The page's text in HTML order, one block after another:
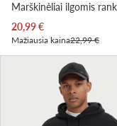
Dabartinė kaina
20,99€
Mažiausia kaina22,99 €